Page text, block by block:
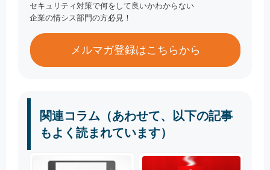
セキュリティ対策で何をして良いかわからない
企業の情シス部門の方必見！
メルマガ登録はこちらから
関連コラム（あわせて、以下の記事
もよく読まれています）